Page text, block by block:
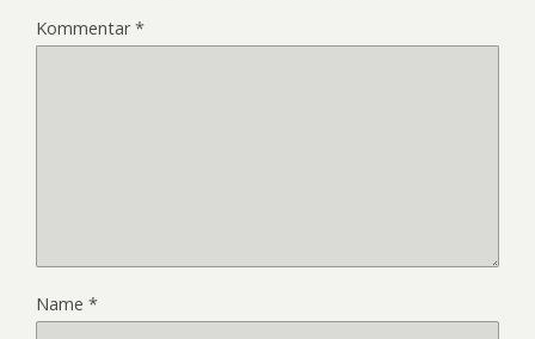
Kommentar*
Name *